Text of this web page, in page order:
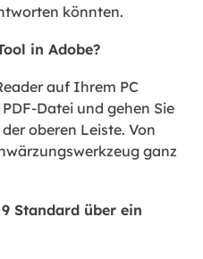
könnten.
in Adobe?
auf Ihrem PC
Datei und gehen Sie
oberen Leiste. Von
ganz
Standard über ein